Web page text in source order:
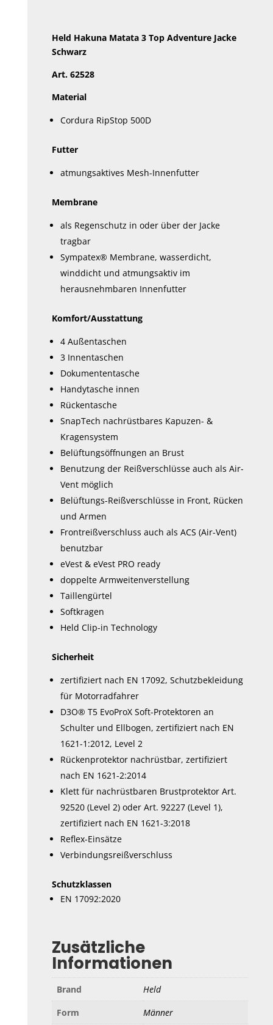
Held Hakuna Matata 3 Top Adventure Jacke
Schwarz
Art. 62528
Material
Cordura RipStop 500D
Futter
atmungsaktives Mesh-Innenfutter
Membrane
als Regenschutz in oder über der Jacke
tragbar
Sympatex® Membrane, wasserdicht,
winddicht und atmungsaktiv im
herausnehmbaren Innenfutter
Komfort/Ausstattung
4 Außentaschen
3 Innentaschen
Dokumententasche
Handytasche innen
Rückentasche
SnapTech nachrüstbares Kapuzen- &
Kragensystem
Belüftungsöffnungen an Brust
Benutzung der Reißverschlüsse auch als Air-
Vent möglich
Belüftungs-Reißverschlüsse in Front, Rücken
und Armen
Frontreißverschluss auch als ACS (Air-Vent)
benutzbar
eVest & eVest PRO ready
doppelte Armweitenverstellung
Taillengürtel
Softkragen
Held Clip-in Technology
Sicherheit
zertifiziert nach EN 17092, Schutzbekleidung
für Motorradfahrer
D3O® T5 EvoProX Soft-Protektoren an
Schulter und Ellbogen, zertifiziert nach EN
1621-1:2012, Level 2
Rückenprotektor nachrüstbar, zertifiziert
nach EN 1621-2:2014
Klett für nachrüstbaren Brustprotektor Art.
92520 (Level 2) oder Art. 92227 (Level 1),
zertifiziert nach EN 1621-3:2018
Reflex-Einsätze
Verbindungsreißverschluss
Schutzklassen
EN 17092:2020
Zusätzliche
Informationen
Brand
Held
Form
Männer